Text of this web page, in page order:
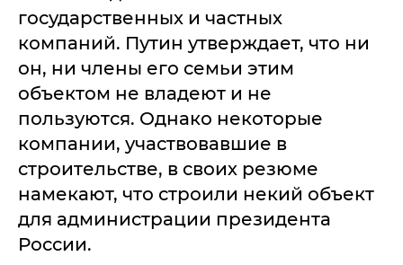
государственных и частных
компаний. Путин утверждает, что ни
он, ни члены его семьи этим
объектом не владеют и не
пользуются. Однако некоторые
компании, участвовавшие в
строительстве, в своих резюме
намекают, что строили некий объект
для администрации президента
России.